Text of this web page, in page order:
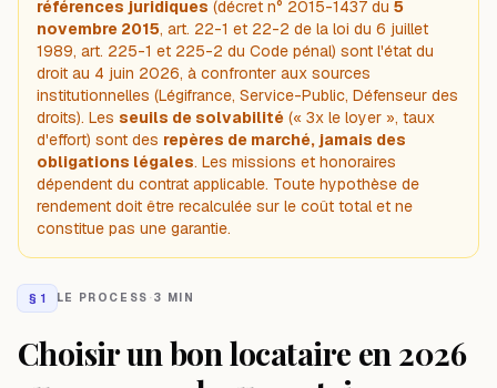
références juridiques (décret n° 2015-1437 du 5
novembre 2015, art. 22-1 et 22-2 de la loi du 6 juillet
1989, art. 225-1 et 225-2 du Code pénal) sont l'état du
droit au 4 juin 2026, à confronter aux sources
institutionnelles (Légifrance, Service-Public, Défenseur des
droits). Les seuils de solvabilité (« 3x le loyer », taux
d'effort) sont des repères de marché, jamais des
obligations légales. Les missions et honoraires
dépendent du contrat applicable. Toute hypothèse de
rendement doit être recalculée sur le coût total et ne
constitue pas une garantie.
§ 1 LE PROCESS · 3 MIN
Choisir un bon locataire en 2026